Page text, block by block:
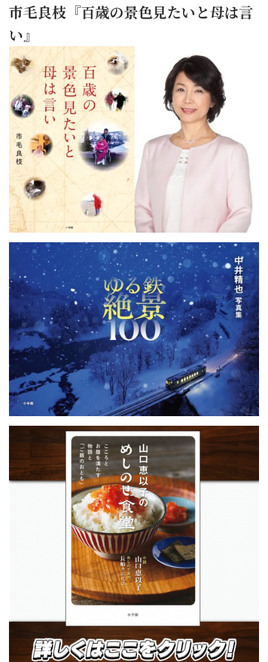
市毛良枝『百歳の景色見たいと母は言
い』